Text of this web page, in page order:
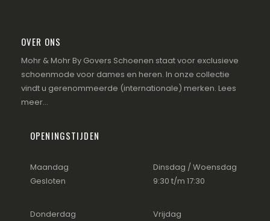
OVER ONS
Mohr & Mohr By Govers Schoenen staat voor exclusieve
schoenmode voor dames en heren. In onze collectie
vindt u gerenommeerde (internationale) merken. Lees
meer...
OPENINGSTIJDEN
Maandag
Gesloten
Dinsdag / Woensdag
9:30 t/m 17:30
Donderdag
Vrijdag